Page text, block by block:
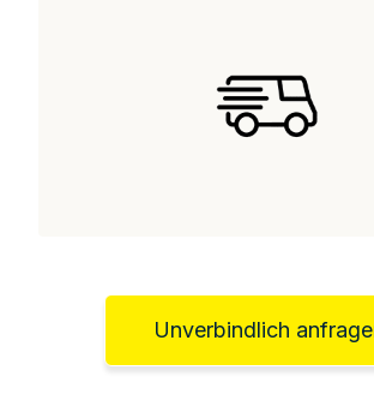
Unverbindlich